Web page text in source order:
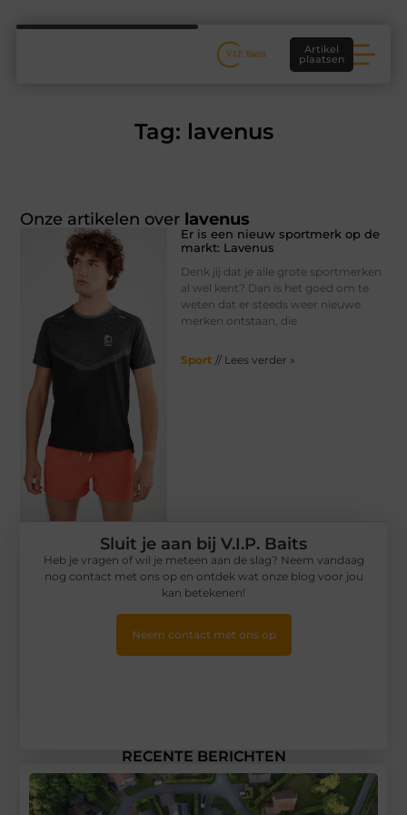
Artikel
plaatsen
Tag: lavenus
Onze artikelen over lavenus
Er is een nieuw sportmerk op de
markt: Lavenus
Denk jij dat je alle grote sportmerken
al wel kent? Dan is het goed om te
weten dat er steeds weer nieuwe
merken ontstaan, die
Sport // Lees verder »
RECENTE BERICHTEN
Sluit je aan bij V.I.P. Baits
Heb je vragen of wil je meteen aan de slag? Neem vandaag
nog contact met ons op en ontdek wat onze blog voor jou
kan betekenen!
Neem contact met ons op